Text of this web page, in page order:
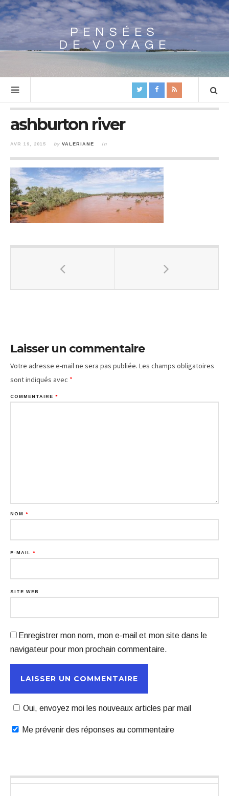
Array
PENSÉES
DE VOYAGE
ashburton river
AVR 19, 2015 by VALERIANE in
Laisser un commentaire
Votre adresse e-mail ne sera pas publiée. Les champs obligatoires
sont indiqués avec *
COMMENTAIRE *
NOM *
E-MAIL *
SITE WEB
Enregistrer mon nom, mon e-mail et mon site dans le
navigateur pour mon prochain commentaire.
Oui, envoyez moi les nouveaux articles par mail
Me prévenir des réponses au commentaire